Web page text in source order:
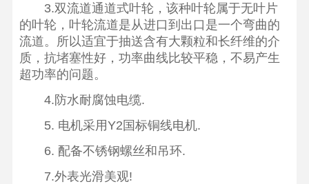
3.双流道通道式叶轮，该种叶轮属于无叶片
的叶轮，叶轮流道是从进口到出口是一个弯曲的
流道。所以适宜于抽送含有大颗粒和长纤维的介
质，抗堵塞性好，功率曲线比较平稳，不易产生
超功率的问题。
4.防水耐腐蚀电缆.
5. 电机采用Y2国标铜线电机.
6. 配备不锈钢螺丝和吊环.
7.外表光滑美观!